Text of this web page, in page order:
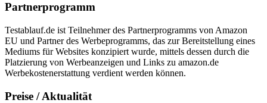
Partnerprogramm
Testablauf.de ist Teilnehmer des Partnerprogramms von Amazon
EU und Partner des Werbeprogramms, das zur Bereitstellung eines
Mediums für Websites konzipiert wurde, mittels dessen durch die
Platzierung von Werbeanzeigen und Links zu amazon.de
Werbekostenerstattung verdient werden können.
Preise / Aktualität